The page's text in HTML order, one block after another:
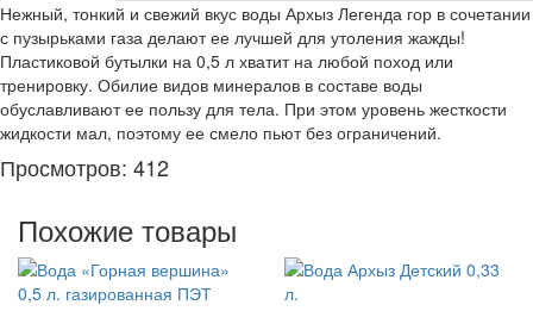
Нежный, тонкий и свежий вкус воды Архыз Легенда гор в сочетании
с пузырьками газа делают ее лучшей для утоления жажды!
Пластиковой бутылки на 0,5 л хватит на любой поход или
тренировку. Обилие видов минералов в составе воды
обуславливают ее пользу для тела. При этом уровень жесткости
жидкости мал, поэтому ее смело пьют без ограничений.
Просмотров: 412
Похожие товары